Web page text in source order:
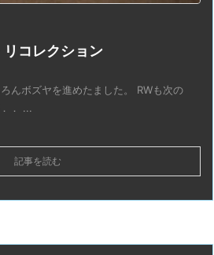
コレクション
んボズヤを進めたました。 RWも次の
． ...
記事を読む